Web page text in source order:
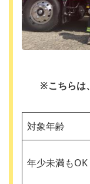
※こちらは
対象年齢
年少未満もOK